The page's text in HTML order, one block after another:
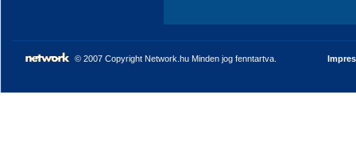
© 2007 Copyright Network.hu Minden jog fenntartva.